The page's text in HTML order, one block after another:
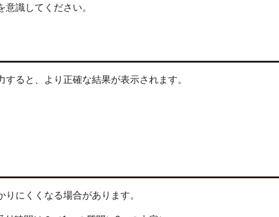
識してください。
ると、より正確な結果が表示されます。
にくくなる場合があります。